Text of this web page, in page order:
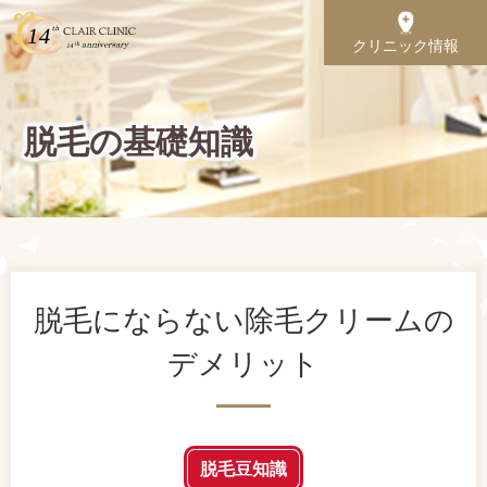
脱毛の基礎知識
クリニック情報
脱毛にならない除毛クリームの
デメリット
脱毛豆知識